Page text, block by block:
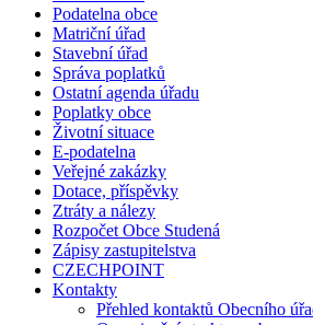
Podatelna obce
Matriční úřad
Stavební úřad
Správa poplatků
Ostatní agenda úřadu
Poplatky obce
Životní situace
E-podatelna
Veřejné zakázky
Dotace, příspěvky
Ztráty a nálezy
Rozpočet Obce Studená
Zápisy zastupitelstva
CZECHPOINT
Kontakty
Přehled kontaktů Obecního